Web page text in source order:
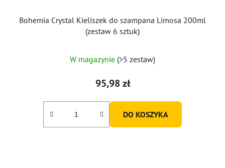
Bohemia Crystal Kieliszek do szampana Limosa 200ml
(zestaw 6 sztuk)
W magazynie (>5 zestaw)
95,98 zł
DO KOSZYKA